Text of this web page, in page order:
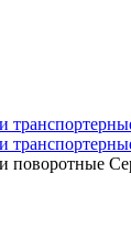
поворотные